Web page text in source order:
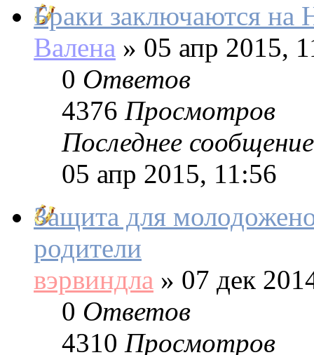
Браки заключаются на
Валена » 05 апр 2015,
0 Ответов
4376 Просмотров
Последнее сообщение
05 апр 2015, 11:56
Защита для
родители
вэрвиндла » 07 дек
0 Ответов
4310 Просмотров